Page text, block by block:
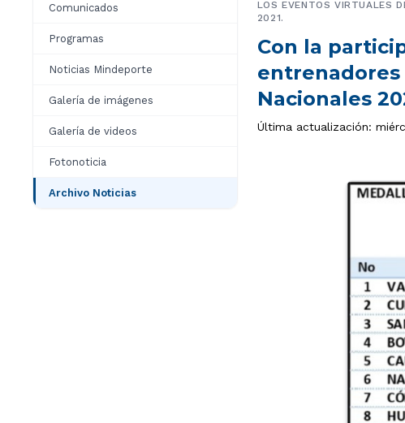
Comunicados
Programas
Noticias Mindeporte
Galería de imágenes
Galería de videos
Fotonoticia
Archivo Noticias
Con la
Nacionales
LOS EVENTOS VIRTUALES
2021.
Última actualización: